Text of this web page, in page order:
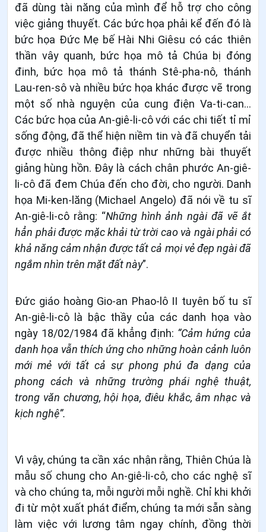
đã dùng tài năng của mình để hỗ trợ cho công
việc giảng thuyết. Các bức họa phải kể đến đó là
bức họa Đức Mẹ bế Hài Nhi Giêsu có các thiên
thần vây quanh, bức họa mô tả Chúa bị đóng
đinh, bức họa mô tả thánh Stê-pha-nô, thánh
Lau-ren-sô và nhiều bức họa khác được vẽ trong
một số nhà nguyện của cung điện Va-ti-can…
Các bức họa của An-giê-li-cô với các chi tiết tỉ mỉ
sống động, đã thể hiện niềm tin và đã chuyển tải
được nhiều thông điệp như những bài thuyết
giảng hùng hồn. Đây là cách chân phước An-giê-
li-cô đã đem Chúa đến cho đời, cho người. Danh
họa Mi-ken-lăng (Michael Angelo) đã nói về tu sĩ
An-giê-li-cô rằng: “Những hình ảnh ngài đã vẽ ắt
hẳn phải được mặc khải từ trời cao và ngài phải có
khả năng cảm nhận được tất cả mọi vẻ đẹp ngài đã
ngắm nhìn trên mặt đất này”.
Đức giáo hoàng Gio-an Phao-lô II tuyên bố tu sĩ
An-giê-li-cô là bậc thầy của các danh họa vào
ngày 18/02/1984 đã khẳng định: “Cảm hứng của
danh họa vẫn thích ứng cho những hoàn cảnh luôn
mới mẻ với tất cả sự phong phú đa dạng của
phong cách và những trường phái nghệ thuật,
trong văn chương, hội họa, điêu khắc, âm nhạc và
kịch nghệ”.
Vì vậy, chúng ta cần xác nhận rằng, Thiên Chúa là
mẫu số chung cho An-giê-li-cô, cho các nghệ sĩ
và cho chúng ta, mỗi người mỗi nghề. Chỉ khi khởi
đi từ một xuất phát điểm, chúng ta mới sẵn sàng
làm việc với lương tâm ngay chính, đồng thời